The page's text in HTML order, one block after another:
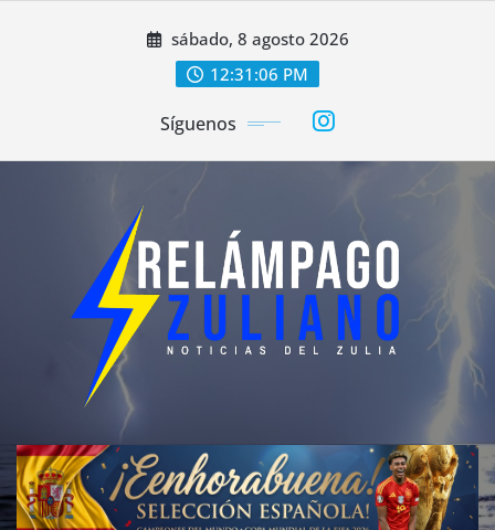
sábado, 8 agosto 2026
12:31:08 PM
Síguenos